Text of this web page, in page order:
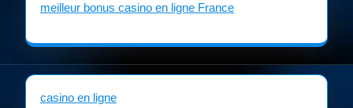
meilleur bonus casino en ligne France
casino en ligne